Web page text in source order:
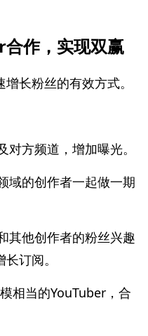
作，实现双赢
长粉丝的有效方式。
方频道，增加曝光。
域的创作者一起做一期
其他创作者的粉丝兴趣
订阅。
相当的YouTuber，合